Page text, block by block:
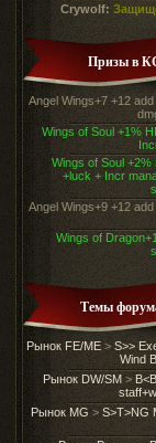
Crywolf:
Призы в
Angel Wings+7 +12
Wings of Soul +1%
Wings of Soul +2%
+luck + Incr
Angel Wings+9 +12
Wings of
Темы
Рынок FE/ME > S>>
Wind
Рынок DW/SM >
Рынок MG > S>T>NG